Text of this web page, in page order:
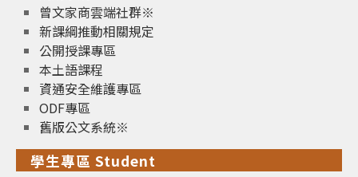
曾文家商雲端社群※
新課綱推動相關規定
公開授課專區
本土語課程
資通安全維護專區
ODF專區
舊版公文系統※
學生專區 Student